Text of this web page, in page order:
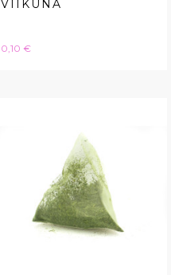
VIIKUNA
Hinta
0,10 €